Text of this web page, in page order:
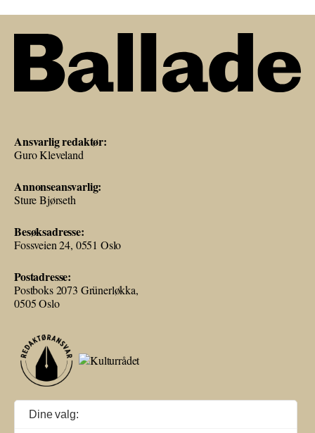
Ansvarlig redaktør:
Guro Kleveland
Annonseansvarlig:
Sture Bjørseth
Besøksadresse:
Fossveien 24, 0551 Oslo
Postadresse:
Postboks 2073 Grünerløkka,
0505 Oslo
Ballade mottar tilskudd fra Norsk kulturråd, i tillegg til økonomisk støtte
fra eierne NOPA, Norsk komponistforening og Musikkforleggerne.
Dine valg: